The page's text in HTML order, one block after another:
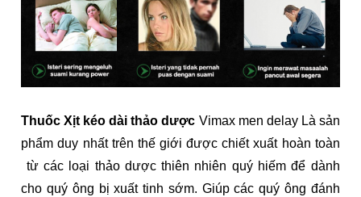
Thuốc Xịt kéo dài thảo dược Vimax men delay Là sản
phẩm duy nhất trên thế giới được chiết xuất hoàn toàn
từ các loại thảo dược thiên nhiên quý hiếm để dành
cho quý ông bị xuất tinh sớm. Giúp các quý ông đánh